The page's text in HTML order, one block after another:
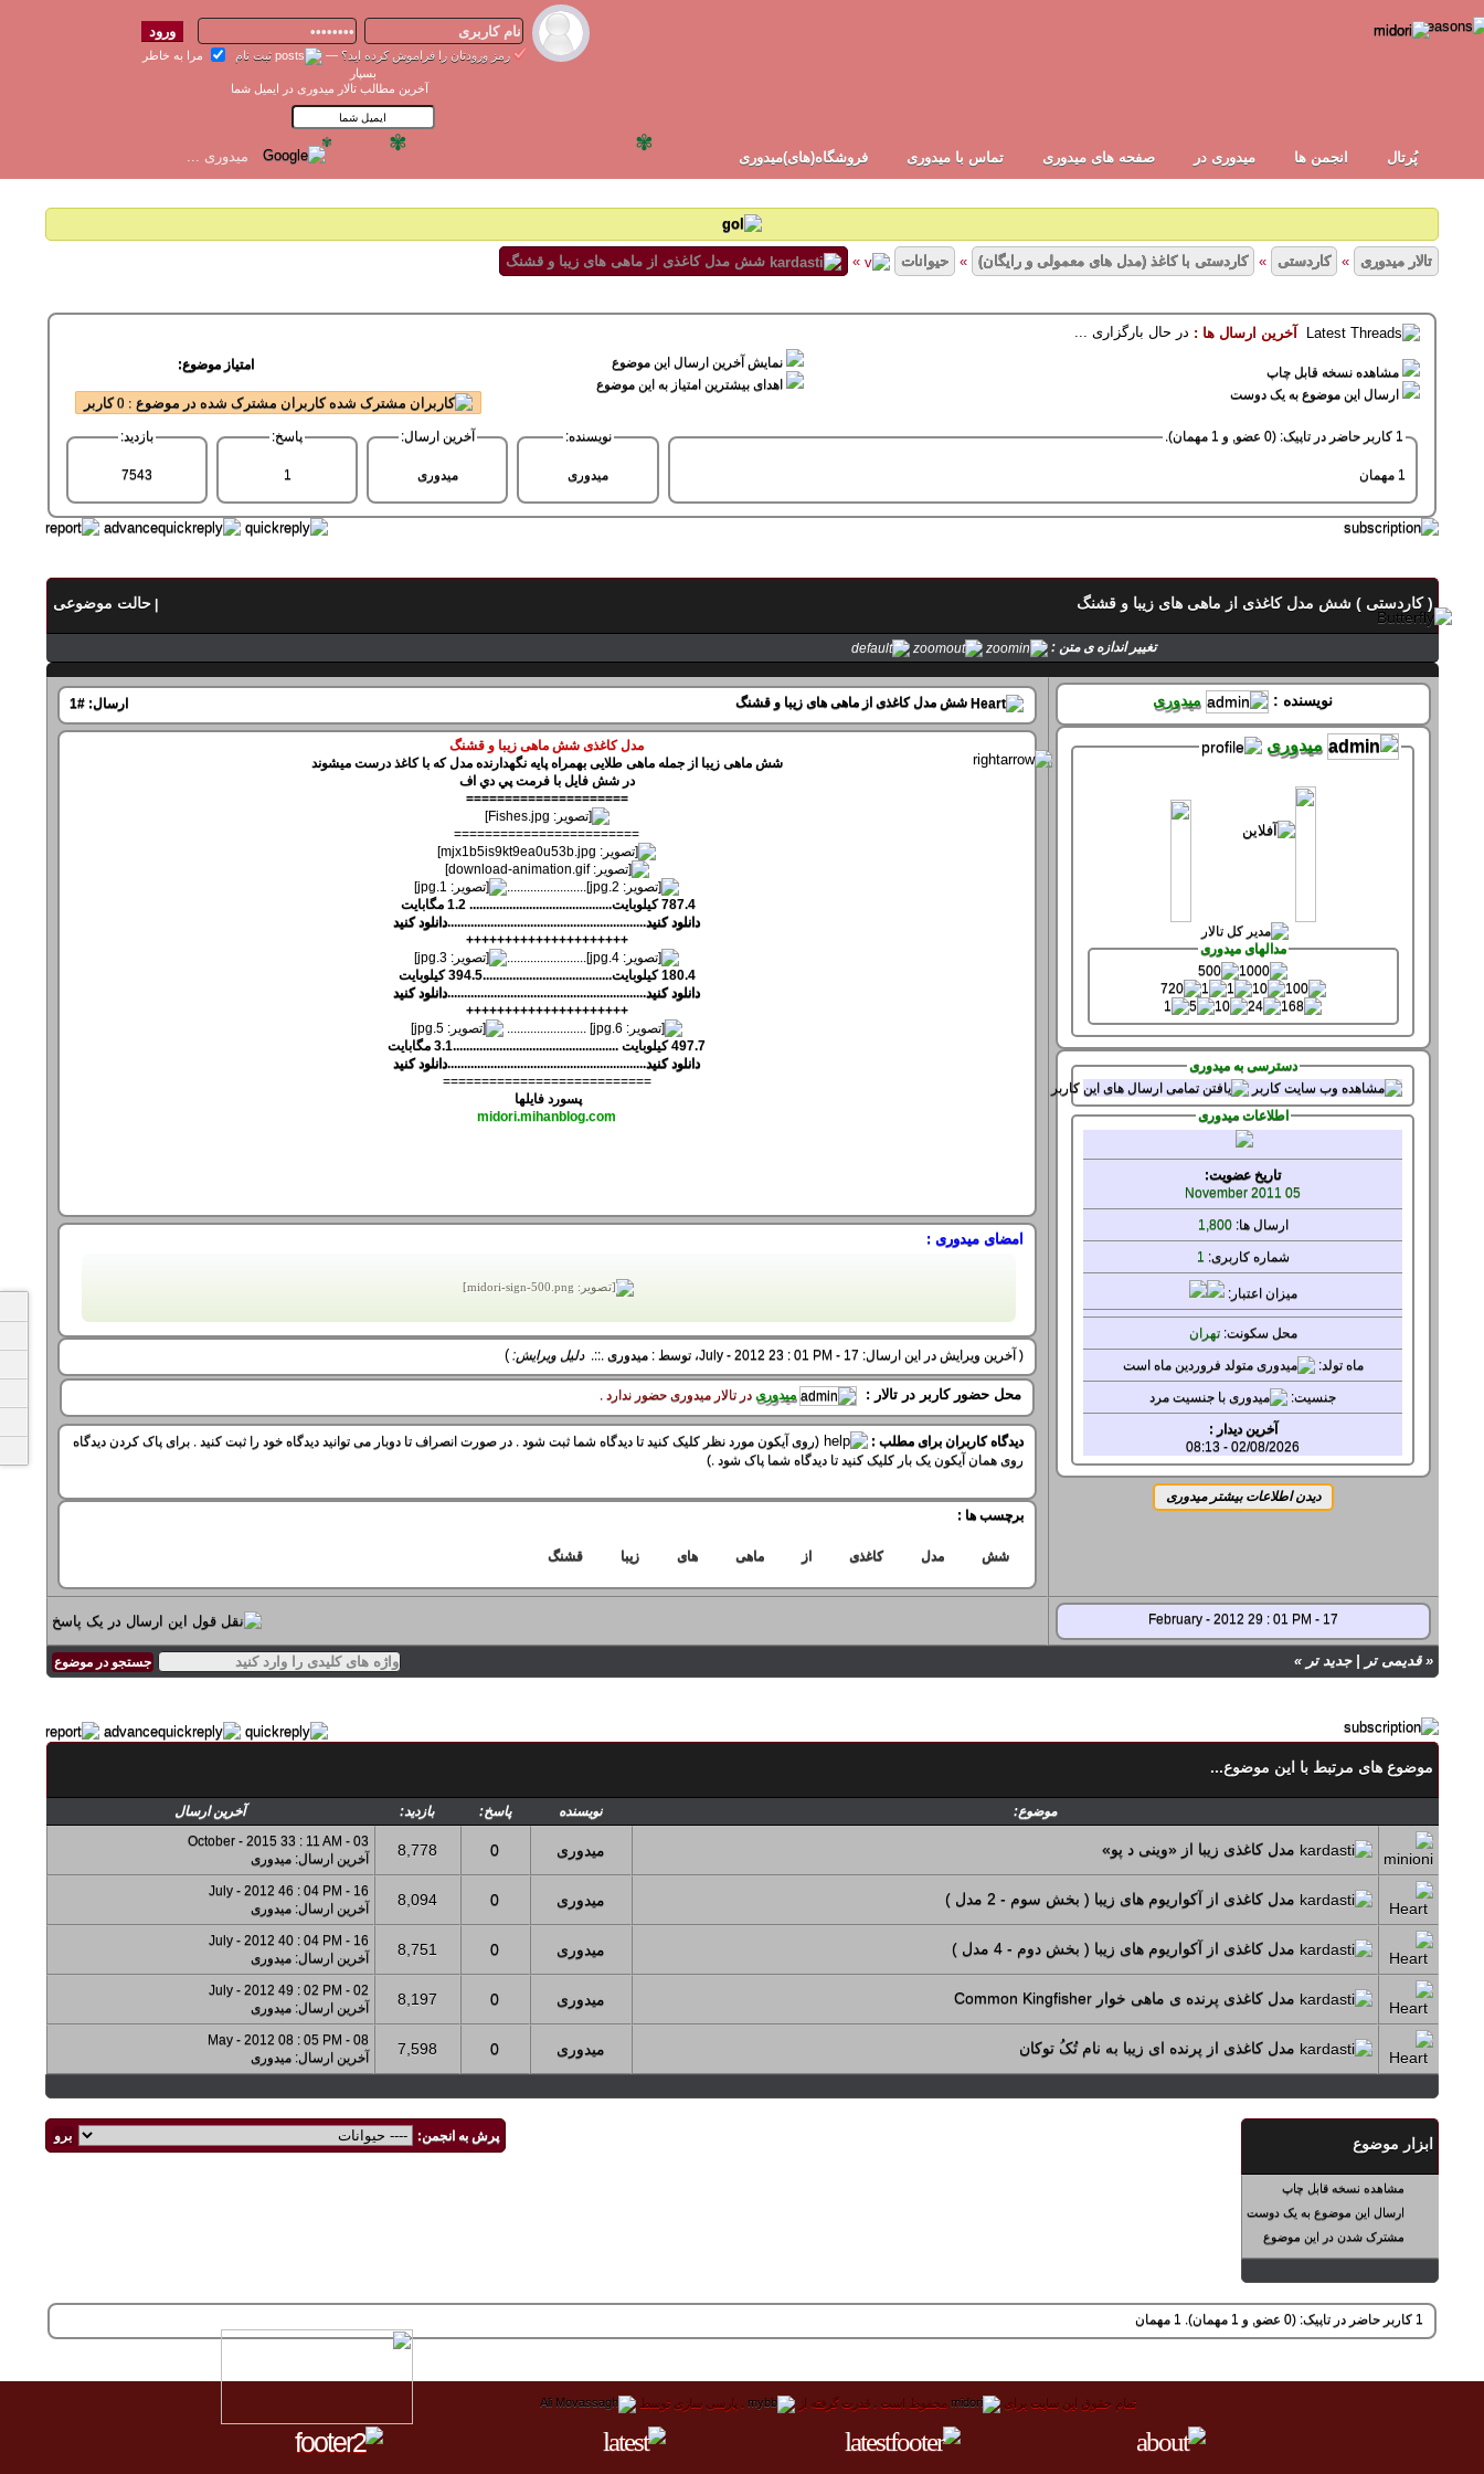
رمز ورودتان را فراموش کرده اید؟ — ثبت نام
مرا به خاطر
بسپار
آخرین مطالب تالار میدوری در ایمیل شما
پُرتال انجمن ها ميدوری در صفحه های میدوری تماس با میدوری فروشگاه(های)میدوری
تالار میدوری » کاردستی » کاردستی با کاغذ (مدل های معمولی و رایگان) » حیوانات » شش مدل کاغذی از ماهی های زیبا و قشنگ
آخرین ارسال ها : در حال بارگزاری ...
مشاهده نسخه قابل چاپ
ارسال این موضوع به یک دوست
نمایش آخرین ارسال این موضوع امتیاز موضوع:
اهدای بیشترین امتیاز به این موضوع
کاربران مشترک شده در موضوع : 0 کاربر
1 کاربر حاضر در تاپیک: (0 عضو, و 1 مهمان).
1 مهمان
نویسنده:
میدوری
آخرین ارسال:
میدوری
پاسخ:
1
بازدید:
7543
|حالت موضوعی ( کاردستی ) شش مدل کاغذی از ماهی های زیبا و قشنگ
تغییر اندازه ی متن :
نویسنده : میدوری
میدوری
مدالهای میدوری
دسترسی به میدوری
اطلاعات میدوری
تاریخ عضویت:
05 November 2011
ارسال ها:1,800
شماره کاربری: 1
میزاناعتبار:
محل سکونت:تهران
ماه تولد:
جنسيت:
02/08/2026 - 08:13
تماس با میدوری
حالت میدوری
صفحه های میدوری
سپاس های میدوری
سپاس کرده 61 بار
سپاس شده 361 بار
ارسال: #1 شش مدل کاغذی از ماهی های زیبا و قشنگ
مدل کاغذی شش ماهی زیبا و قشنگ
شش ماهی زیبا از جمله ماهی طلایی بهمراه پایه نگهدارنده مدل که با کاغذ درست میشوند
در شش فایل با فرمت پي دي اف
=====================
========================
........................
787.4 کیلوبایت........................................... 1.2 مگابایت
دانلود کنيد............................................................دانلود کنيد
+++++++++++++++++++++
........................
180.4 کیلوبایت.......................................394.5 کیلوبایت
دانلود کنيد............................................................دانلود کنيد
+++++++++++++++++++++
497.7 کیلوبایت ..................................................3.1 مگابایت
دانلود کنيد............................................................دانلود کنيد
===========================
پسورد فایلها
midori.mihanblog.com
امضای میدوری :
( آخرین ویرایش در این ارسال: 17 - July - 2012 23 : 01 PM، توسط : میدوری دلیل ویرایش:)
محل حضور کاربر در تالار : میدوری در تالار ميدوری حضور ندارد .
ديدگاه کاربران برای مطلب :
(روی آیکون مورد نظر کلیک کنید تا دیدگاه شما ثبت شود . در صورت انصراف تا دوبار می توانید دیدگاه خود را ثبت کنید . برای پاک کردن دیدگاه
روی همان آیکون یک بار کلیک کنید تا دیدگاه شما پاک شود .)
برچسب ها :
شش مدل کاغذی از ماهی های زیبا قشنگ
17 - February - 2012 29 : 01 PM
«قدیمی تر |جدید تر »
موضوع های مرتبط با این موضوع...
موضوع: نویسنده پاسخ: بازدید: آخرین ارسال
مدل کاغذی زیبا از «وینی د پو» میدوری 0
8,778
03 - October - 2015 33 : 11 AM
آخرین ارسال:میدوری
مدل کاغذی از آکواریوم های زیبا ( بخش سوم - 2 مدل ) میدوری 0
8,094
16 - July - 2012 46 : 04 PM
آخرین ارسال:میدوری
مدل کاغذی از آکواریوم های زیبا ( بخش دوم - 4 مدل ) میدوری 0
8,751
16 - July - 2012 40 : 04 PM
آخرین ارسال:میدوری
مدل کاغذی پرنده ی ماهی خوار Common Kingfisher میدوری 0
8,197
02 - July - 2012 49 : 02 PM
آخرین ارسال:میدوری
مدل کاغذی از پرنده ای زیبا به نام تُکُ توکان میدوری 0
7,598
08 - May - 2012 08 : 05 PM
آخرین ارسال:میدوری
ابزار موضوع
مشاهده نسخه قابل چاپ
ارسال این موضوع به یک دوست
مشترک شدن در این موضوع
پرش به انجمن:
1 کاربر حاضر در تاپیک: (0 عضو, و 1 مهمان). 1 مهمان
تمام حقوق اين سايت برای محفوظ است . قدرت گرفته از پارسی سازی توسط
✾
✾
✾